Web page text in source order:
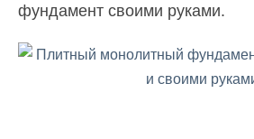
фундамент своими руками.